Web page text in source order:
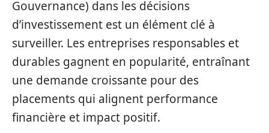
Gouvernance) dans les décisions
d’investissement est un élément clé à
surveiller. Les entreprises responsables et
durables gagnent en popularité, entraînant
une demande croissante pour des
placements qui alignent performance
financière et impact positif.